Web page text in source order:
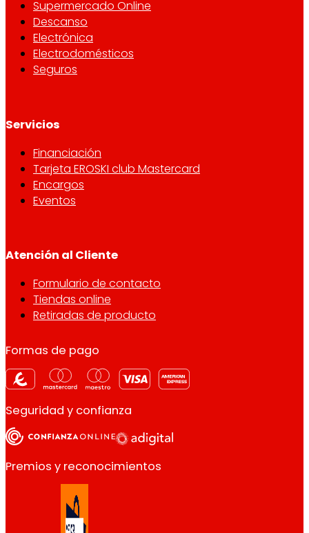
Supermercado Online
Descanso
Electrónica
Electrodomésticos
Seguros
Servicios
Financiación
Tarjeta EROSKI club Mastercard
Encargos
Eventos
Atención al Cliente
Formulario de contacto
Tiendas online
Retiradas de producto
Formas de pago
Seguridad y confianza
Premios y reconocimientos